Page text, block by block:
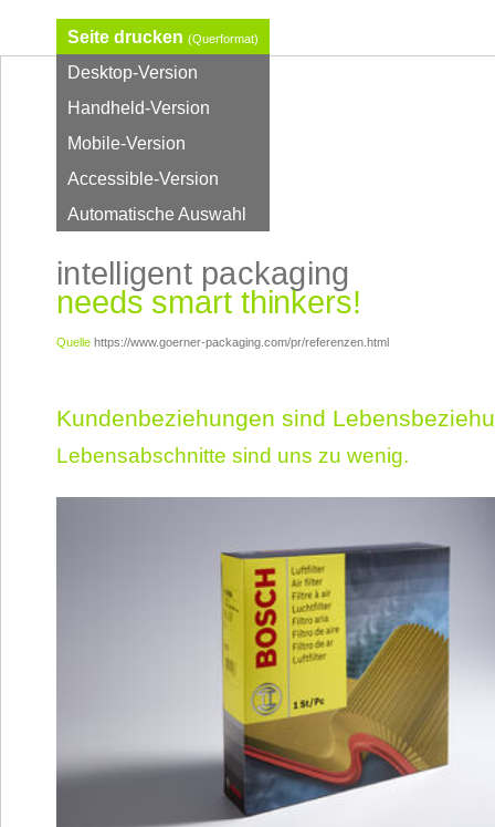
intelligent packaging
needs smart thinkers!
Quelle https://www.goerner-packaging.com/pr/referenzen.html
Seite drucken (Querformat)
Desktop-Version
Handheld-Version
Mobile-Version
Accessible-Version
Automatische Auswahl
Kundenbeziehungen sind
Lebensabschnitte sind uns zu wenig.